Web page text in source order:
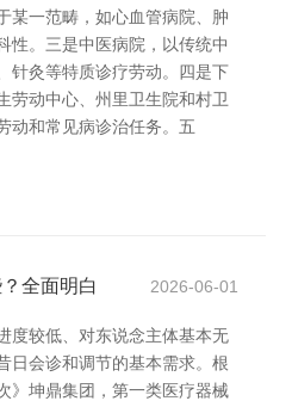
某一范畴，如心血管病院、肿
性。三是中医病院，以传统中
针灸等特质诊疗劳动。四是下
劳动中心、州里卫生院和村卫
动和常见病诊治任务。五
全面明白 2026-06-01
度较低、对东说念主体基本无
日会诊和调节的基本需求。根
》坤鼎集团，第一类医疗器械